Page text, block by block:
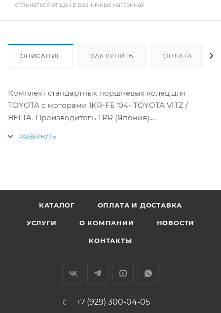
отличаться от цен в розничных магазинах
ОПИСАНИЕ КАК КУПИТЬ ОПЛАТА
Комплект стандартных поршневых колец для
TOYOTA с моторами 1KR-FE '04- TOYOTA VITZ /
BELTA. Производитель TPR (Япония).
2 кольцо: 1 мм
3 кольцо: 1,5 мм
Аналоги: 13011-40050, 13011-40030, 13011-40051, 13011-
40052, 31056STD, 13011-0Q030, 130110Q030
КАТАЛОГ ОПЛАТА И ДОСТАВКА
УСЛУГИ О КОМПАНИИ НОВОСТИ
КОНТАКТЫ
+7 (929) 300-04-05